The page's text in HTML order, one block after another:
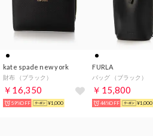
kate spade new york
財布 （ブラック）
￥16,350
59%OFF ¥1,000
FURLA
バッグ （ブラック）
￥15,800
44%OFF ¥1,000